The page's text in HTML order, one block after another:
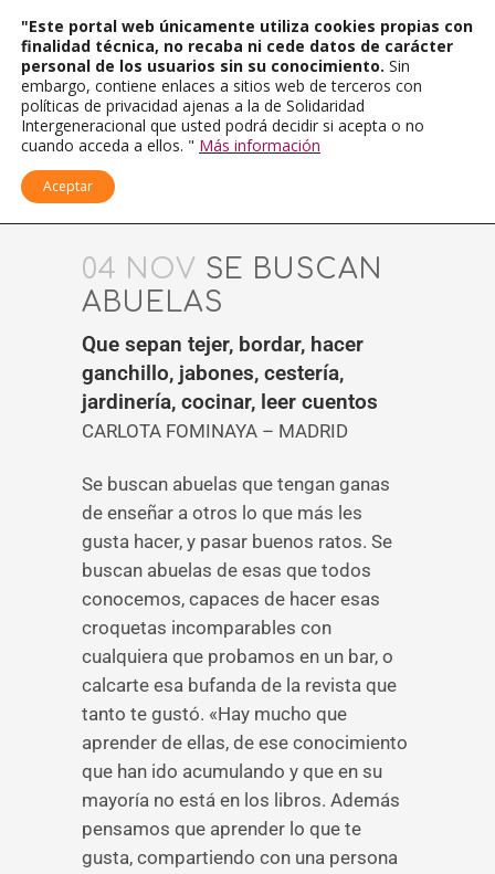
04 NOV SE BUSCAN
ABUELAS
Que sepan tejer, bordar, hacer
ganchillo, jabones, cestería,
jardinería, cocinar, leer cuentos
CARLOTA FOMINAYA – MADRID
Se buscan abuelas que tengan ganas
de enseñar a otros lo que más les
gusta hacer, y pasar buenos ratos. Se
buscan abuelas de esas que todos
conocemos, capaces de hacer esas
croquetas incomparables con
cualquiera que probamos en un bar, o
calcarte esa bufanda de la revista que
tanto te gustó. «Hay mucho que
aprender de ellas, de ese conocimiento
que han ido acumulando y que en su
mayoría no está en los libros. Además
pensamos que aprender lo que te
gusta, compartiendo con una persona
"Este portal web únicamente utiliza cookies propias con
finalidad técnica, no recaba ni cede datos de carácter
personal de los usuarios sin su conocimiento. Sin
embargo, contiene enlaces a sitios web de terceros con
políticas de privacidad ajenas a la de Solidaridad
Intergeneracional que usted podrá decidir si acepta o no
cuando acceda a ellos. " Más información
Aceptar